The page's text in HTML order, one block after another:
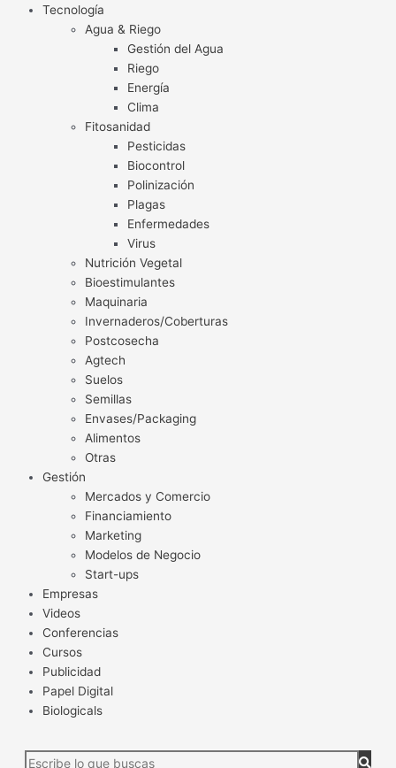
Tecnología
Agua & Riego
Gestión del Agua
Riego
Energía
Clima
Fitosanidad
Pesticidas
Biocontrol
Polinización
Plagas
Enfermedades
Virus
Nutrición Vegetal
Bioestimulantes
Maquinaria
Invernaderos/Coberturas
Postcosecha
Agtech
Suelos
Semillas
Envases/Packaging
Alimentos
Otras
Gestión
Mercados y Comercio
Financiamiento
Marketing
Modelos de Negocio
Start-ups
Empresas
Videos
Conferencias
Cursos
Publicidad
Papel Digital
Biologicals